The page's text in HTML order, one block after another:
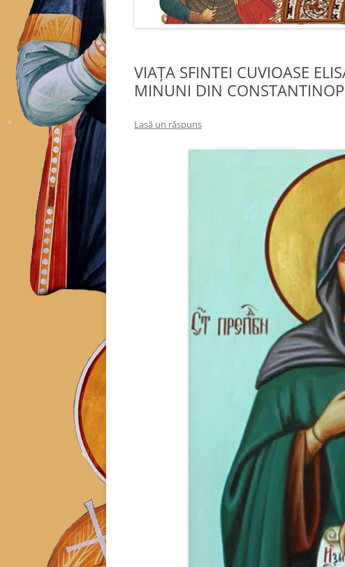
VIAȚA SFINTEI CUVIOASE
MINUNI DIN
Lasă un răspuns